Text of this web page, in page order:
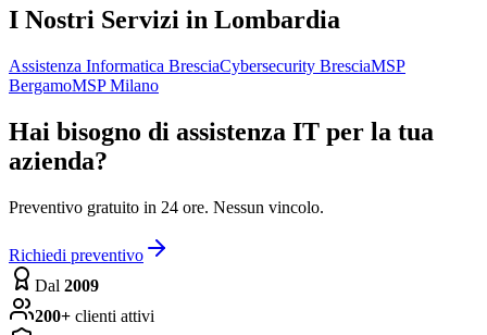
I Nostri Servizi in Lombardia
Assistenza Informatica BresciaCybersecurity BresciaMSP
BergamoMSP Milano
Hai bisogno di assistenza IT per la tua
azienda?
Preventivo gratuito in 24 ore. Nessun vincolo.
Richiedi preventivo
Dal 2009
200+ clienti attivi